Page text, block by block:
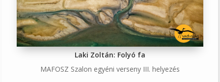
Laki Zoltán: Folyó fa
MAFOSZ Szalon egyéni verseny III. helyezés